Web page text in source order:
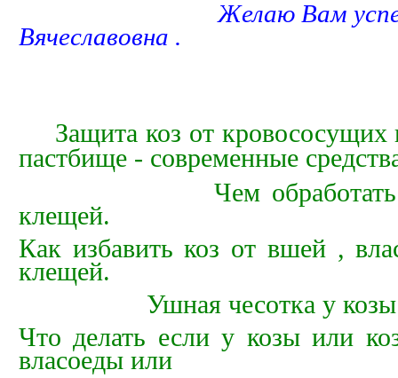
Желаю Вам успеха .
Вячеславовна .
Защита коз от
пастбище - современные
Чем обработать коз
клещей.
Как избавить коз от вшей ,
клещей.
Ушная чесотка у
Что делать если у козы или
власоеды или